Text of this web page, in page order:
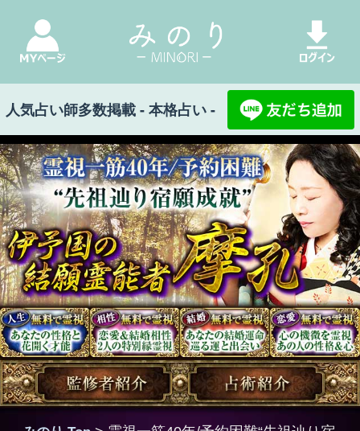
みのり Top>霊視一筋40年/予約困難“先祖辿り宿
願成就”伊予国の結願霊能者 摩孔
秘蔵の結願霊視【晩年まで暴き尽す】あなたの
人生録25項◆成功/幸福
両想い＆婚姻まで叶う【結願成就霊視◆2人の愛
運命32項】転機/告白日